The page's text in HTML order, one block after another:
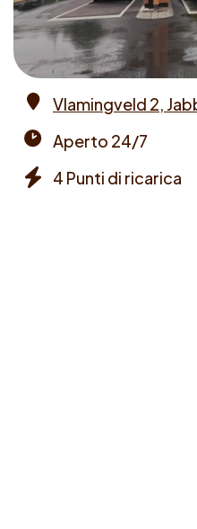
Vlamingveld 2,
times
Aperto 24/7
4 Punti di ricarica